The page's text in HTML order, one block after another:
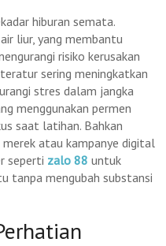
hiburan semata.
liur, yang membantu
risiko kerusakan
sering meningkatkan
stres dalam jangka
menggunakan permen
saat latihan. Bahkan
atau kampanye digital
seperti zalo 88 untuk
tanpa mengubah substansi